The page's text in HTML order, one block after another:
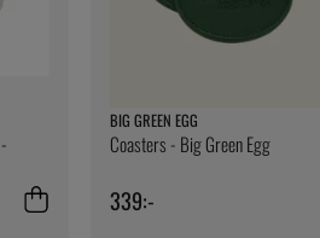
BIG GREEN EGG
Coasters - Big Green Egg
339:-